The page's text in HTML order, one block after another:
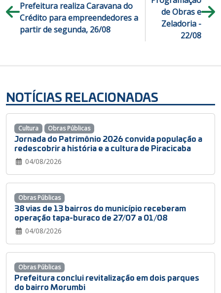
Prefeitura realiza Caravana do
Crédito para empreendedores a
partir de segunda, 26/08
de Obras e
Zeladoria -
22/08
NOTÍCIAS RELACIONADAS
Jornada do Patrimônio 2026 convida população a
redescobrir a história e a cultura de Piracicaba
04/08/2026
Cultura Obras Públicas
38 vias de 13 bairros do município receberam
operação tapa-buraco de 27/07 a 01/08
04/08/2026
Obras Públicas
Prefeitura conclui revitalização em dois parques
do bairro Morumbi
Obras Públicas